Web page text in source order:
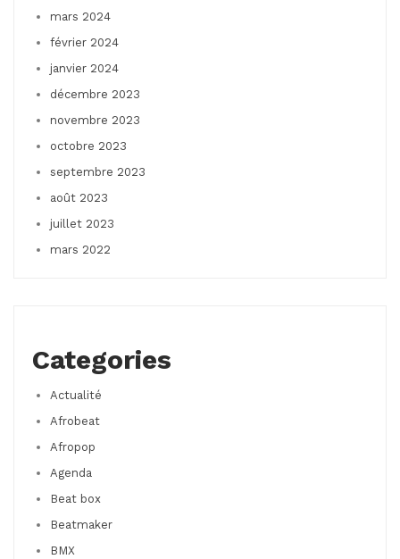
mars 2024
février 2024
janvier 2024
décembre 2023
novembre 2023
octobre 2023
septembre 2023
août 2023
juillet 2023
mars 2022
Categories
Actualité
Afrobeat
Afropop
Agenda
Beat box
Beatmaker
BMX